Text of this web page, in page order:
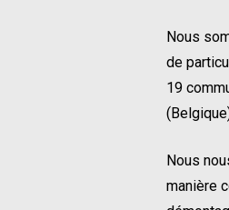
Nous
de
19
Nous
manière